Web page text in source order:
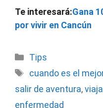
Te interesará:Gana
por vivir en Cancún
Categorías
Tips
Etiquetas
cuando es el
salir de aventura,
enfermedad